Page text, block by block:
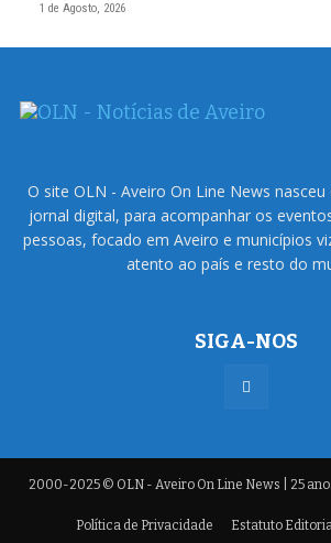
1 de Agosto, 2026
O site OLN - Aveiro On Line News
jornal digital, para acompanhar os
pessoas, focado em Aveiro e municípios
atento ao país e resto do
SIGA-NOS
2000-2025 © OLN - Aveiro On Line News | 25
Política de Privacidade Estatuto